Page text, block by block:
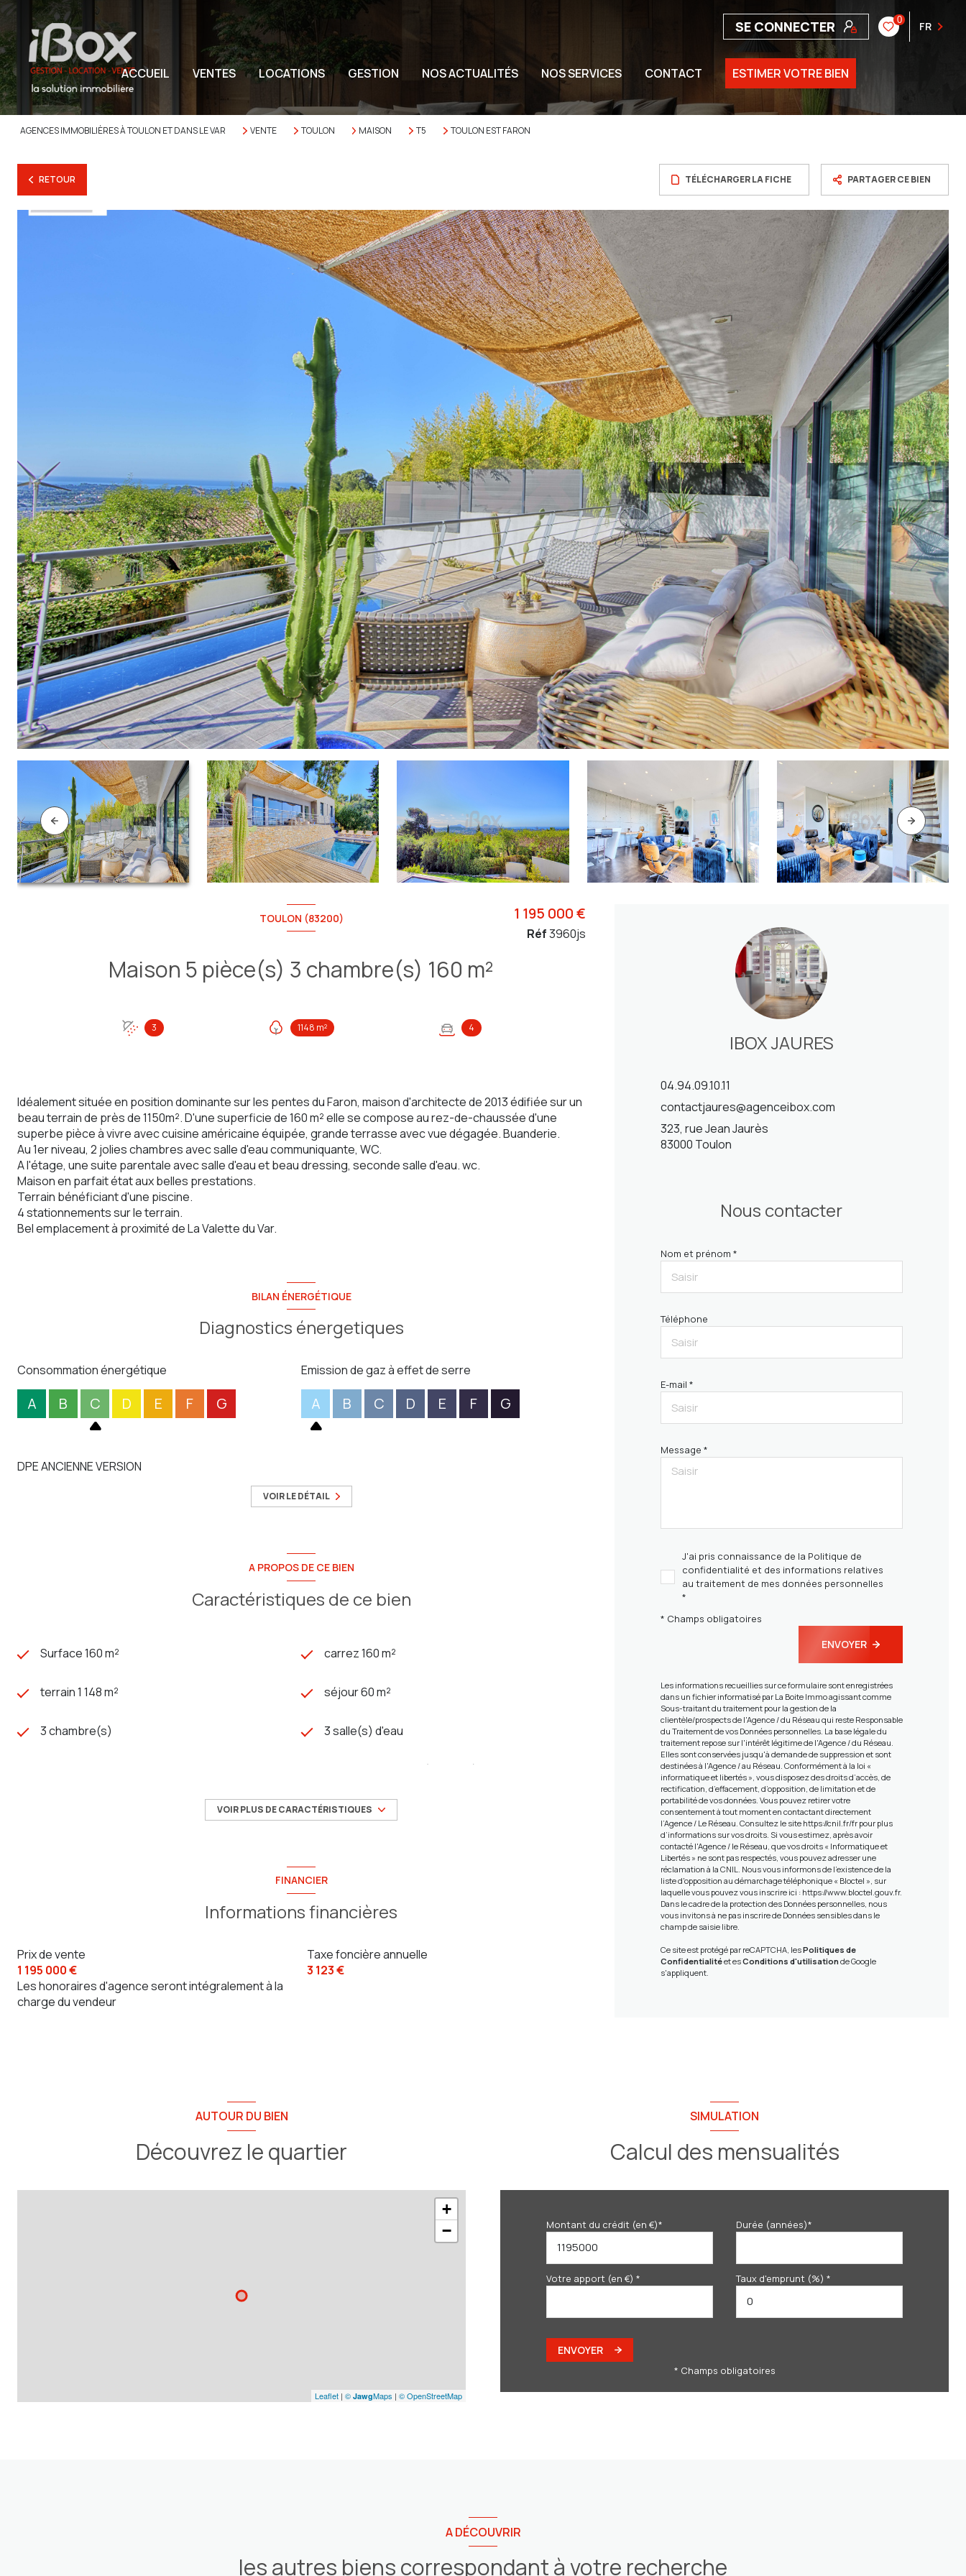
SE CONNECTER 0 FR
ACCUEIL VENTES LOCATIONS GESTION NOS ACTUALITÉS NOS SERVICES CONTACT ESTIMER VOTRE BIEN
AGENCES IMMOBILIÈRES À TOULON ET DANS LE VAR VENTE TOULON MAISON T5 TOULON EST FARON
RETOUR TÉLÉCHARGER LA FICHE PARTAGER CE BIEN
TOULON (83200)
Maison 5 pièce(s) 3 chambre(s) 160 m²
3 1148 m² 4
1 195 000 €
Réf3960js
Idéalement située en position dominante sur les pentes du Faron, maison d'architecte de 2013 édifiée sur un
beau terrain de près de 1150m². D'une superficie de 160 m² elle se compose au rez-de-chaussée d'une
superbe pièce à vivre avec cuisine américaine équipée, grande terrasse avec vue dégagée. Buanderie.
Au 1er niveau, 2 jolies chambres avec salle d'eau communiquante, WC.
A l'étage, une suite parentale avec salle d'eau et beau dressing, seconde salle d'eau. wc.
Maison en parfait état aux belles prestations.
Terrain bénéficiant d'une piscine.
4 stationnements sur le terrain.
Bel emplacement à proximité de La Valette du Var.
BILAN ÉNERGÉTIQUE
Diagnostics énergetiques
Consommation énergétique
A B C D E F G
Emission de gaz à effet de serre
A B C D E F G
DPE ANCIENNE VERSION
VOIR LE DÉTAIL
A PROPOS DE CE BIEN
Caractéristiques de ce bien
Surface 160 m² carrez 160 m²
terrain 1 148 m² séjour 60 m²
3 chambre(s) 3 salle(s) d'eau
cuisine américaine (équipée)
trad_type_chauff_air_eau (géothermie)
4 parking(s)
terrasse
VOIR PLUS DE CARACTÉRISTIQUES
FINANCIER
Informations financières
Prix de vente
1 195 000 €
Les honoraires d'agence seront intégralement à la
charge du vendeur
Taxe foncière annuelle
3 123 €
IBOX JAURES
04.94.09.10.11
contactjaures@agenceibox.com
323, rue Jean Jaurès
83000 Toulon
Nous contacter
Nom et prénom *
Téléphone
E-mail *
Message *
J'ai pris connaissance de la Politique de
confidentialité et des informations relatives
au traitement de mes données personnelles
*
* Champs obligatoires
ENVOYER
Les informations recueillies sur ce formulaire sont enregistrées
dans un fichier informatisé par La Boite Immo agissant comme
Sous-traitant du traitement pour la gestion de la
clientèle/prospects de l'Agence / du Réseau qui reste Responsable
du Traitement de vos Données personnelles. La base légale du
traitement repose sur l'intérêt légitime de l'Agence / du Réseau.
Elles sont conservées jusqu'à demande de suppression et sont
destinées à l'Agence / au Réseau. Conformément à la loi «
informatique et libertés », vous disposez des droits d’accès, de
rectification, d’effacement, d’opposition, de limitation et de
portabilité de vos données. Vous pouvez retirer votre
consentement à tout moment en contactant directement
l’Agence / Le Réseau. Consultez le site https://cnil.fr/frpour plus
d’informations sur vos droits. Si vous estimez, après avoir
contacté l'Agence / le Réseau, que vos droits « Informatique et
Libertés » ne sont pas respectés, vous pouvez adresser une
réclamation à la CNIL. Nous vous informons de l’existence de la
liste d'opposition au démarchage téléphonique « Bloctel », sur
laquelle vous pouvez vous inscrire ici : https://www.bloctel.gouv.fr.
Dans le cadre de la protection des Données personnelles, nous
vous invitons à ne pas inscrire de Données sensibles dans le
champ de saisie libre.
Ce site est protégé par reCAPTCHA, lesPolitiques de
Confidentialitéet esConditions d'utilisationde Google
s'appliquent.
AUTOUR DU BIEN
Découvrez le quartier
+
−
Leaflet | © JawgMaps | © OpenStreetMap
SIMULATION
Calcul des mensualités
Montant du crédit (en €)* Durée (années)*
Votre apport (en €) * Taux d'emprunt (%) *
ENVOYER
* Champs obligatoires
A DÉCOUVRIR
les autres biens correspondant à votre recherche